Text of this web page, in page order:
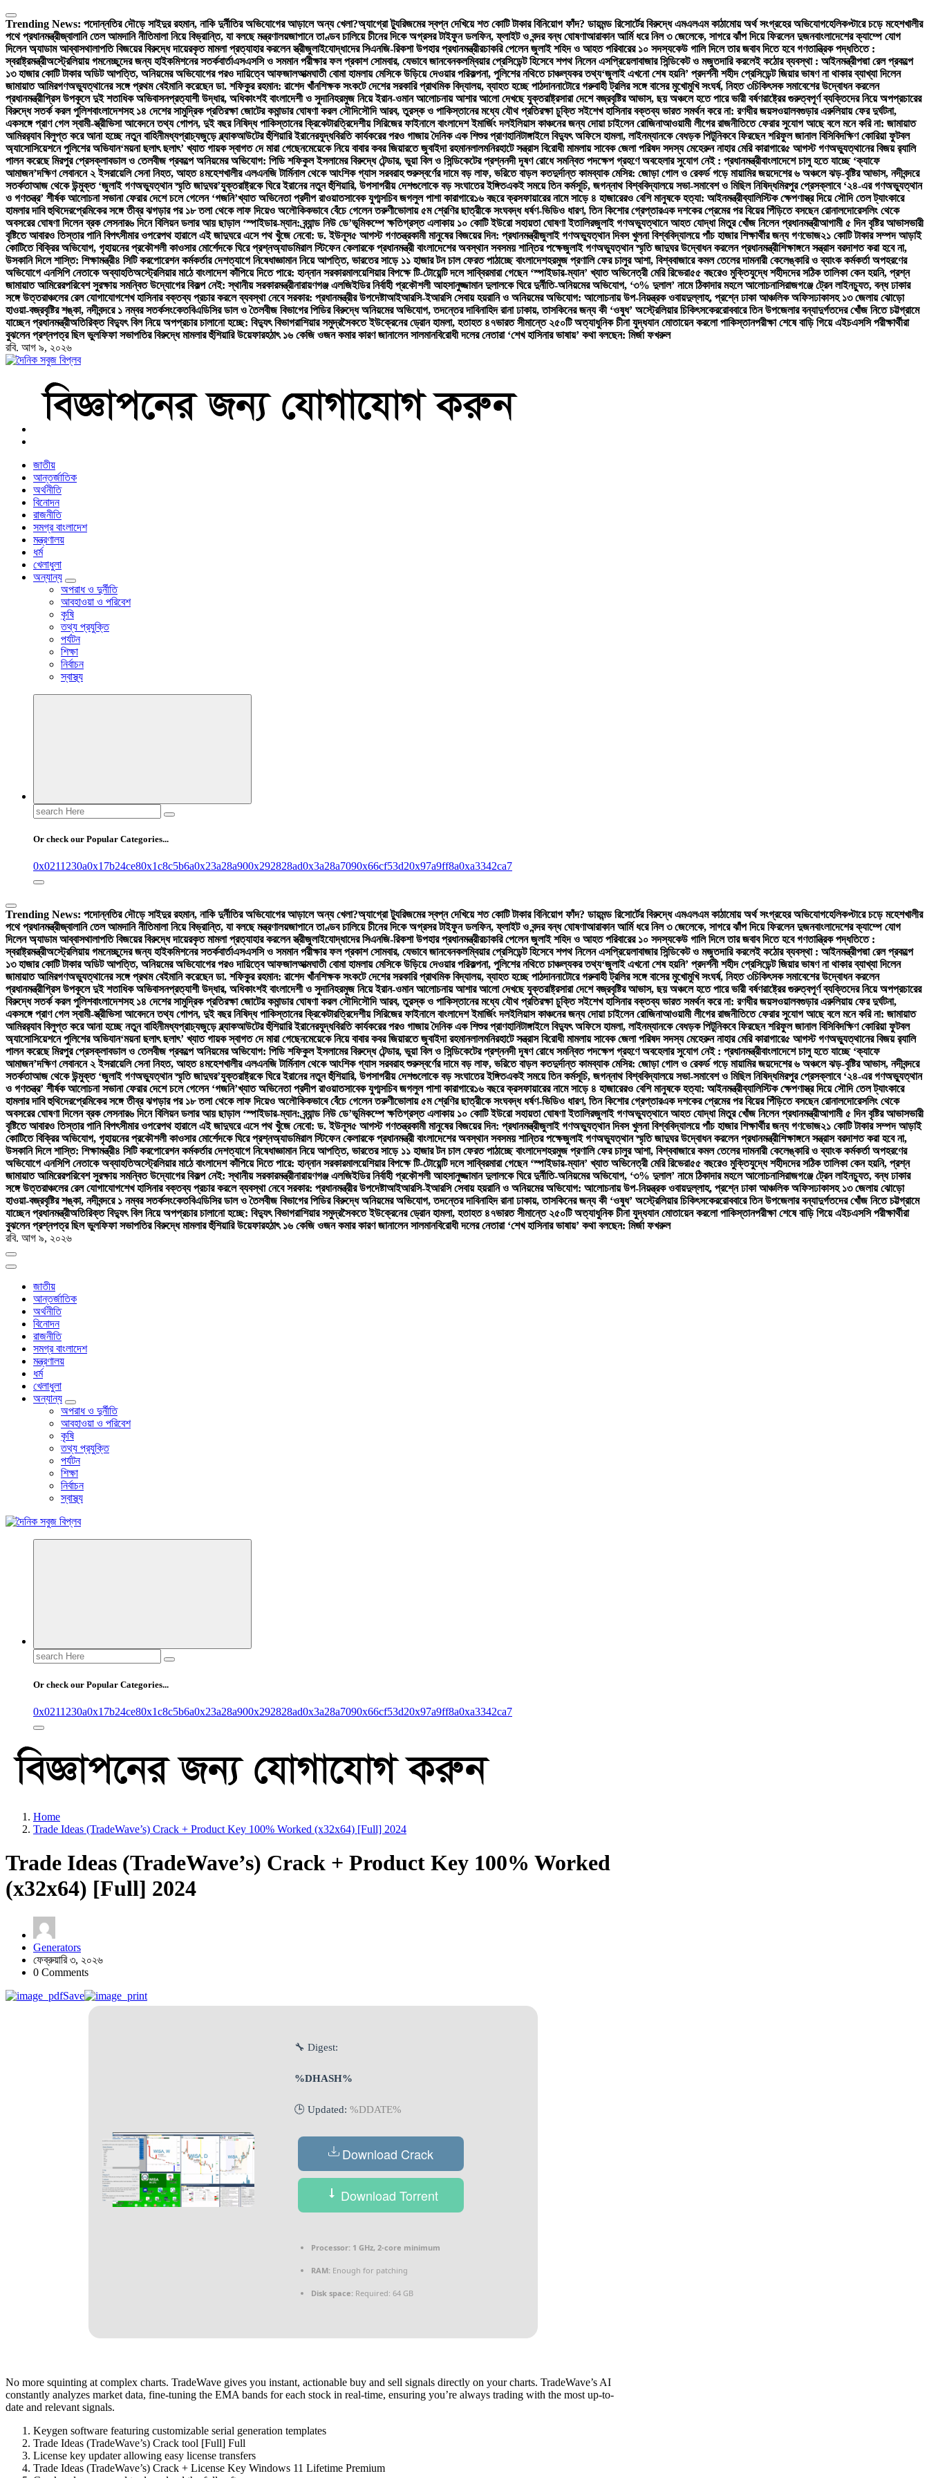
Skip
to
content
Trending News: পদোন্নতির দৌড়ে সাইদুর রহমান, নাকি দুর্নীতির অভিযোগের আড়ালে অন্য খেলা?অ্যাগ্রো ট্যুরিজমের স্বপ্ন দেখিয়ে শত কোটি টাকার বিনিয়োগ ফাঁদ? ডায়মন্ড রিসোর্টের বিরুদ্ধে এমএলএম কাঠামোয় অর্থ সংগ্রহের অভিযোগহেলিকপ্টারে চড়ে মহেশখালীর
পথে প্রধানমন্ত্রীজ্বালানি তেল আমদানি নীতিমালা নিয়ে বিভ্রান্তি, যা বলছে মন্ত্রণালয়জাপানে তাণ্ডব চালিয়ে চীনের দিকে অগ্রসর টাইফুন ডলফিন, ফ্লাইট ও বন্দর বন্ধ ঘোষণাআরাকান আর্মি ধরে নিল ৩ জেলেকে, সাগরে ঝাঁপ দিয়ে ফিরলেন দুজনবাংলাদেশের ক্যাম্পে যোগ
দিলেন অ্যাডাম আব্বাসথালাপতি বিজয়ের বিরুদ্ধে দায়েরকৃত মামলা প্রত্যাহার করলেন স্ত্রীজুলাইযোদ্ধাদের সিএনজি-রিকশা উপহার প্রধানমন্ত্রীরচাকরি পেলেন জুলাই শহিদ ও আহত পরিবারের ১০ সদস্যকেউ গালি দিলে তার জবাব দিতে হবে গণতান্ত্রিক পদ্ধতিতে :
স্বরাষ্ট্রমন্ত্রীঅস্ট্রেলিয়ায় গমনেচ্ছুদের জন্য হাইকমিশনের সতর্কবার্তাএসএসসি ও সমমান পরীক্ষার ফল প্রকাশ সোমবার, যেভাবে জানবেনকলম্বিয়ার প্রেসিডেন্ট হিসেবে শপথ নিলেন এসপ্রিয়েলাবাজার সিন্ডিকেট ও মজুতদারি করলেই কঠোর ব্যবস্থা : আইনমন্ত্রীপদ্মা রেল প্রকল্পে
১৩ হাজার কোটি টাকার অডিট আপত্তি, অনিয়মের অভিযোগের পরও দায়িত্বে আফজালআত্মঘাতী বোমা হামলায় মেসিকে উড়িয়ে দেওয়ার পরিকল্পনা, পুলিশের নথিতে চাঞ্চল্যকর তথ্য‘জুলাই এখনো শেষ হয়নি’ প্রদর্শনী শহীদ প্রেসিডেন্ট জিয়ার ভাষণ না থাকার ব্যাখ্যা দিলেন
জামায়াত আমিরগণঅভ্যুত্থানের সঙ্গে প্রথম বেইমানি করেছেন ডা. শফিকুর রহমান: রাশেদ খাঁনশিক্ষক সংকটে দেশের সরকারি প্রাথমিক বিদ্যালয়, ব্যাহত হচ্ছে পাঠদাননাটোরে গরুবাহী ট্রলির সঙ্গে বাসের মুখোমুখি সংঘর্ষ, নিহত ৩চিকিৎসক সমাবেশের উদ্বোধন করলেন
প্রধানমন্ত্রীগ্রিস উপকূলে দুই শতাধিক অভিবাসনপ্রত্যাশী উদ্ধার, অধিকাংশই বাংলাদেশী ও সুদানিহরমুজ নিয়ে ইরান-ওমান আলোচনায় আশার আলো দেখছে যুক্তরাষ্ট্রসারা দেশে বজ্রবৃষ্টির আভাস, ছয় অঞ্চলে হতে পারে ভারী বর্ষণরাষ্ট্রের গুরুত্বপূর্ণ ব্যক্তিদের নিয়ে অপপ্রচারের
বিরুদ্ধে সতর্ক করল পুলিশবাংলাদেশসহ ১৪ দেশের সামুদ্রিক প্রতিরক্ষা জোটের কমান্ডার ঘোষণা করল সৌদিসৌদি আরব, তুরস্ক ও পাকিস্তানের মধ্যে যৌথ প্রতিরক্ষা চুক্তি সইশেখ হাসিনার বক্তব্য ভারত সমর্থন করে না: রণধীর জয়সওয়ালবগুড়ার এরুলিয়ায় ফের দুর্ঘটনা,
একসঙ্গে প্রাণ গেল স্বামী-স্ত্রীভিসা আবেদনে তথ্য গোপন, দুই বছর নিষিদ্ধ পাকিস্তানের ক্রিকেটারত্রিদেশীয় সিরিজের ফাইনালে বাংলাদেশ ইমার্জিং দলইলিয়াস কাঞ্চনের জন্য দোয়া চাইলেন রোজিনাআওয়ামী লীগের রাজনীতিতে ফেরার সুযোগ আছে বলে মনে করি না: জামায়াত
আমিরর‍্যাব বিলুপ্ত করে আনা হচ্ছে নতুন বাহিনীমধ্যপ্রাচ্যজুড়ে ব্ল্যাকআউটের হুঁশিয়ারি ইরানেরযুদ্ধবিরতি কার্যকরের পরও গাজায় দৈনিক এক শিশুর প্রাণহানিটাঙ্গাইলে বিদ্যুৎ অফিসে হামলা, লাইনম্যানকে বেধড়ক পিটুনিকবে ফিরছেন শরিফুল জানাল বিসিবিদক্ষিণ কোরিয়া ফুটবল
অ্যাসোসিয়েশনে পুলিশের অভিযান‘ময়না ছলাৎ ছলাৎ’ খ্যাত গায়ক স্বাগত দে মারা গেছেনমেয়েকে নিয়ে বাবার কবর জিয়ারতে জুবাইদা রহমানলালমনিরহাটে সন্ত্রাস বিরোধী মামলায় সাবেক জেলা পরিষদ সদস্য মেহেরুন নাহার মেরি কারাগারে৫ আগস্ট গণঅভ্যুত্থানের বিজয় র‍্যালি
পালন করেছে মিরপুর প্রেসক্লাবডাল ও তেলবীজ প্রকল্পে অনিয়মের অভিযোগ: পিডি শফিকুল ইসলামের বিরুদ্ধে টেন্ডার, ভুয়া বিল ও সিন্ডিকেটের প্রশ্ননদী দূষণ রোধে সমন্বিত পদক্ষেপ গ্রহণে অবহেলার সুযোগ নেই : প্রধানমন্ত্রীবাংলাদেশে চালু হতে যাচ্ছে ‘ক্যাফে
আমাজন’দক্ষিণ লেবাননে ২ ইসরায়েলি সেনা নিহত, আহত ৪মহেশখালীর এলএনজি টার্মিনাল থেকে আংশিক গ্যাস সরবরাহ শুরুস্বর্ণের দামে বড় লাফ, ভরিতে বাড়ল কতদুর্দান্ত কামব্যাক মেসির: জোড়া গোল ও রেকর্ড গড়ে মায়ামির জয়দেশের ৬ অঞ্চলে ঝড়-বৃষ্টির আভাস, নদীবন্দরে
সতর্কতাআজ থেকে উন্মুক্ত ‘জুলাই গণঅভ্যুত্থান স্মৃতি জাদুঘর’যুক্তরাষ্ট্রকে ঘিরে ইরানের নতুন হুঁশিয়ারি, উপসাগরীয় দেশগুলোকে বড় সংঘাতের ইঙ্গিতএকই সময়ে তিন কর্মসূচি, জগন্নাথ বিশ্ববিদ্যালয়ে সভা-সমাবেশ ও মিছিল নিষিদ্ধমিরপুর প্রেসক্লাবে ‘২৪-এর গণঅভ্যুত্থান
ও গণতন্ত্র’ শীর্ষক আলোচনা সভানা ফেরার দেশে চলে গেলেন ‘গজনি’খ্যাত অভিনেতা প্রদীপ রাওয়াতসাবেক যুগ্মসচিব জগলুল পাশা কারাগারে১৬ বছরে ক্রসফায়ারের নামে সাড়ে ৪ হাজারেরও বেশি মানুষকে হত্যা: আইনমন্ত্রীব্যালিস্টিক ক্ষেপণাস্ত্র দিয়ে সৌদি তেল ট্যাংকারে
হামলার দাবি হুথিদেরপ্রেমিকের সঙ্গে তীব্র ঝগড়ার পর ১৮ তলা থেকে লাফ দিয়েও অলৌকিকভাবে বেঁচে গেলেন তরুণীভোলায় ৫ম শ্রেণির ছাত্রীকে সংঘবদ্ধ ধর্ষণ-ভিডিও ধারণ, তিন কিশোর গ্রেপ্তারএক দশকের প্রেমের পর বিয়ের পিঁড়িতে বসছেন রোনালদোরেসলিং থেকে
অবসরের ঘোষণা দিলেন ব্রক লেসনার৬ দিনে বিলিয়ন ডলার আয় ছাড়াল ‘স্পাইডার-ম্যান: ব্র্যান্ড নিউ ডে’ভূমিকম্পে ক্ষতিগ্রস্ত এলাকায় ১০ কোটি ইউরো সহায়তা ঘোষণা ইতালিরজুলাই গণঅভ্যুত্থানে আহত যোদ্ধা মিতুর খোঁজ নিলেন প্রধানমন্ত্রীআগামী ৫ দিন বৃষ্টির আভাসভারী
বৃষ্টিতে আবারও তিস্তার পানি বিপৎসীমার ওপরেপথ হারালে এই জাদুঘরে এসে পথ খুঁজে নেবো: ড. ইউনূস৫ আগস্ট গণতন্ত্রকামী মানুষের বিজয়ের দিন: প্রধানমন্ত্রীজুলাই গণঅভ্যুত্থান দিবস খুলনা বিশ্ববিদ্যালয়ে পাঁচ হাজার শিক্ষার্থীর জন্য গণভোজ২১ কোটি টাকার সম্পদ আড়াই
কোটিতে বিক্রির অভিযোগ, গৃহায়নের প্রকৌশলী কাওসার মোর্শেদকে ঘিরে প্রশ্নঅ্যাডমিরাল স্টিফেন কেলারকে প্রধানমন্ত্রী বাংলাদেশের অবস্থান সবসময় শান্তির পক্ষেজুলাই গণঅভ্যুত্থান স্মৃতি জাদুঘর উদ্বোধন করলেন প্রধানমন্ত্রীশিক্ষাঙ্গনে সন্ত্রাস বরদাশত করা হবে না,
উসকানি দিলে শাস্তি: শিক্ষামন্ত্রী৪ সিটি করপোরেশন কর্মকর্তার দেশত্যাগে নিষেধাজ্ঞামান নিয়ে আপত্তি, ভারতের সাড়ে ১১ হাজার টন চাল ফেরত পাঠাচ্ছে বাংলাদেশহরমুজ প্রণালি ফের চালুর আশা, বিশ্ববাজারে কমল তেলের দামনারী কেলেঙ্কারি ও ব্যাংক কর্মকর্তা অপহরণের
অভিযোগে এনসিপি নেতাকে অব্যাহতিঅস্ট্রেলিয়ার মাঠে বাংলাদেশ কাঁপিয়ে দিতে পারে: হান্নান সরকারমালয়েশিয়ার বিপক্ষে টি-টোয়েন্টি দলে সাব্বিরমারা গেছেন ‘স্পাইডার-ম্যান’ খ্যাত অভিনেত্রী মেরি রিভেরা৫৫ বছরেও মুক্তিযুদ্ধে শহীদদের সঠিক তালিকা কেন হয়নি, প্রশ্ন
জামায়াত আমিরেরপরিবেশ সুরক্ষায় সমন্বিত উদ্যোগের বিকল্প নেই: স্থানীয় সরকারমন্ত্রীনারায়ণগঞ্জ এলজিইডির নির্বাহী প্রকৌশলী আহসানুজ্জামান দুলালকে ঘিরে দুর্নীতি-অনিয়মের অভিযোগ, ‘৩% দুলাল’ নামে ঠিকাদার মহলে আলোচনাসিরাজগঞ্জে ট্রেন লাইনচ্যুত, বন্ধ ঢাকার
সঙ্গে উত্তরাঞ্চলের রেল যোগাযোগশেখ হাসিনার বক্তব্য প্রচার করলে ব্যবস্থা নেবে সরকার: প্রধানমন্ত্রীর উপদেষ্টাআইআরসি-ইআরসি সেবায় হয়রানি ও অনিয়মের অভিযোগ: আলোচনায় উপ-নিয়ন্ত্রক ওবায়দুল্লাহ, প্রশ্নে ঢাকা আঞ্চলিক অফিসঢাকাসহ ১৩ জেলায় ঝোড়ো
হাওয়া-বজ্রবৃষ্টির শঙ্কা, নদীবন্দরে ১ নম্বর সতর্কসংকেতবিএডিসির ডাল ও তৈলবীজ বিভাগের পিডির বিরুদ্ধে অনিয়মের অভিযোগ, তদন্তের দাবিনাহিদ রানা ঢাকায়, তাসকিনের জন্য কী ‘ওষুধ’ অস্ট্রেলিয়ার চিকিৎসকেররোববারে তিন উপজেলার বন্যাদুর্গতদের খোঁজ নিতে চট্টগ্রামে
যাচ্ছেন প্রধানমন্ত্রীঅতিরিক্ত বিদ্যুৎ বিল নিয়ে অপপ্রচার চালানো হচ্ছে: বিদ্যুৎ বিভাগরাশিয়ার সমুদ্রসৈকতে ইউক্রেনের ড্রোন হামলা, হতাহত ৪৭ভারত সীমান্তে ২৫০টি অত্যাধুনিক চীনা যুদ্ধযান মোতায়েন করলো পাকিস্তানপরীক্ষা শেষে বাড়ি গিয়ে এইচএসসি পরীক্ষার্থীরা
বুঝলেন প্রশ্নপত্র ছিল ভুলফিফা সভাপতির বিরুদ্ধে মামলার হুঁশিয়ারি উয়েফারহঠাৎ ১৬ কেজি ওজন কমার কারণ জানালেন সালমানবিরোধী দলের নেতারা ‘শেখ হাসিনার ভাষায়’ কথা বলছেন: মির্জা ফখরুল
রবি. আগ ৯, ২০২৬
বাংলা নিউজ পেপার
জাতীয়
আন্তর্জাতিক
অর্থনীতি
বিনোদন
রাজনীতি
সমগ্র বাংলাদেশ
মন্ত্রণালয়
ধর্ম
খেলাধুলা
অন্যান্য
অপরাধ ও দুর্নীতি
আবহাওয়া ও পরিবেশ
কৃষি
তথ্য প্রযুক্তি
পর্যটন
শিক্ষা
নির্বাচন
স্বাস্থ্য
Search
for:
Or check our Popular Categories...
0x0211230a0x17b24ce80x1c8c5b6a0x23a28a900x292828ad0x3a28a7090x66cf53d20x97a9ff8a0xa3342ca7
Trending News: পদোন্নতির দৌড়ে সাইদুর রহমান, নাকি দুর্নীতির অভিযোগের আড়ালে অন্য খেলা?অ্যাগ্রো ট্যুরিজমের স্বপ্ন দেখিয়ে শত কোটি টাকার বিনিয়োগ ফাঁদ? ডায়মন্ড রিসোর্টের বিরুদ্ধে এমএলএম কাঠামোয় অর্থ সংগ্রহের অভিযোগহেলিকপ্টারে চড়ে মহেশখালীর
পথে প্রধানমন্ত্রীজ্বালানি তেল আমদানি নীতিমালা নিয়ে বিভ্রান্তি, যা বলছে মন্ত্রণালয়জাপানে তাণ্ডব চালিয়ে চীনের দিকে অগ্রসর টাইফুন ডলফিন, ফ্লাইট ও বন্দর বন্ধ ঘোষণাআরাকান আর্মি ধরে নিল ৩ জেলেকে, সাগরে ঝাঁপ দিয়ে ফিরলেন দুজনবাংলাদেশের ক্যাম্পে যোগ
দিলেন অ্যাডাম আব্বাসথালাপতি বিজয়ের বিরুদ্ধে দায়েরকৃত মামলা প্রত্যাহার করলেন স্ত্রীজুলাইযোদ্ধাদের সিএনজি-রিকশা উপহার প্রধানমন্ত্রীরচাকরি পেলেন জুলাই শহিদ ও আহত পরিবারের ১০ সদস্যকেউ গালি দিলে তার জবাব দিতে হবে গণতান্ত্রিক পদ্ধতিতে :
স্বরাষ্ট্রমন্ত্রীঅস্ট্রেলিয়ায় গমনেচ্ছুদের জন্য হাইকমিশনের সতর্কবার্তাএসএসসি ও সমমান পরীক্ষার ফল প্রকাশ সোমবার, যেভাবে জানবেনকলম্বিয়ার প্রেসিডেন্ট হিসেবে শপথ নিলেন এসপ্রিয়েলাবাজার সিন্ডিকেট ও মজুতদারি করলেই কঠোর ব্যবস্থা : আইনমন্ত্রীপদ্মা রেল প্রকল্পে
১৩ হাজার কোটি টাকার অডিট আপত্তি, অনিয়মের অভিযোগের পরও দায়িত্বে আফজালআত্মঘাতী বোমা হামলায় মেসিকে উড়িয়ে দেওয়ার পরিকল্পনা, পুলিশের নথিতে চাঞ্চল্যকর তথ্য‘জুলাই এখনো শেষ হয়নি’ প্রদর্শনী শহীদ প্রেসিডেন্ট জিয়ার ভাষণ না থাকার ব্যাখ্যা দিলেন
জামায়াত আমিরগণঅভ্যুত্থানের সঙ্গে প্রথম বেইমানি করেছেন ডা. শফিকুর রহমান: রাশেদ খাঁনশিক্ষক সংকটে দেশের সরকারি প্রাথমিক বিদ্যালয়, ব্যাহত হচ্ছে পাঠদাননাটোরে গরুবাহী ট্রলির সঙ্গে বাসের মুখোমুখি সংঘর্ষ, নিহত ৩চিকিৎসক সমাবেশের উদ্বোধন করলেন
প্রধানমন্ত্রীগ্রিস উপকূলে দুই শতাধিক অভিবাসনপ্রত্যাশী উদ্ধার, অধিকাংশই বাংলাদেশী ও সুদানিহরমুজ নিয়ে ইরান-ওমান আলোচনায় আশার আলো দেখছে যুক্তরাষ্ট্রসারা দেশে বজ্রবৃষ্টির আভাস, ছয় অঞ্চলে হতে পারে ভারী বর্ষণরাষ্ট্রের গুরুত্বপূর্ণ ব্যক্তিদের নিয়ে অপপ্রচারের
বিরুদ্ধে সতর্ক করল পুলিশবাংলাদেশসহ ১৪ দেশের সামুদ্রিক প্রতিরক্ষা জোটের কমান্ডার ঘোষণা করল সৌদিসৌদি আরব, তুরস্ক ও পাকিস্তানের মধ্যে যৌথ প্রতিরক্ষা চুক্তি সইশেখ হাসিনার বক্তব্য ভারত সমর্থন করে না: রণধীর জয়সওয়ালবগুড়ার এরুলিয়ায় ফের দুর্ঘটনা,
একসঙ্গে প্রাণ গেল স্বামী-স্ত্রীভিসা আবেদনে তথ্য গোপন, দুই বছর নিষিদ্ধ পাকিস্তানের ক্রিকেটারত্রিদেশীয় সিরিজের ফাইনালে বাংলাদেশ ইমার্জিং দলইলিয়াস কাঞ্চনের জন্য দোয়া চাইলেন রোজিনাআওয়ামী লীগের রাজনীতিতে ফেরার সুযোগ আছে বলে মনে করি না: জামায়াত
আমিরর‍্যাব বিলুপ্ত করে আনা হচ্ছে নতুন বাহিনীমধ্যপ্রাচ্যজুড়ে ব্ল্যাকআউটের হুঁশিয়ারি ইরানেরযুদ্ধবিরতি কার্যকরের পরও গাজায় দৈনিক এক শিশুর প্রাণহানিটাঙ্গাইলে বিদ্যুৎ অফিসে হামলা, লাইনম্যানকে বেধড়ক পিটুনিকবে ফিরছেন শরিফুল জানাল বিসিবিদক্ষিণ কোরিয়া ফুটবল
অ্যাসোসিয়েশনে পুলিশের অভিযান‘ময়না ছলাৎ ছলাৎ’ খ্যাত গায়ক স্বাগত দে মারা গেছেনমেয়েকে নিয়ে বাবার কবর জিয়ারতে জুবাইদা রহমানলালমনিরহাটে সন্ত্রাস বিরোধী মামলায় সাবেক জেলা পরিষদ সদস্য মেহেরুন নাহার মেরি কারাগারে৫ আগস্ট গণঅভ্যুত্থানের বিজয় র‍্যালি
পালন করেছে মিরপুর প্রেসক্লাবডাল ও তেলবীজ প্রকল্পে অনিয়মের অভিযোগ: পিডি শফিকুল ইসলামের বিরুদ্ধে টেন্ডার, ভুয়া বিল ও সিন্ডিকেটের প্রশ্ননদী দূষণ রোধে সমন্বিত পদক্ষেপ গ্রহণে অবহেলার সুযোগ নেই : প্রধানমন্ত্রীবাংলাদেশে চালু হতে যাচ্ছে ‘ক্যাফে
আমাজন’দক্ষিণ লেবাননে ২ ইসরায়েলি সেনা নিহত, আহত ৪মহেশখালীর এলএনজি টার্মিনাল থেকে আংশিক গ্যাস সরবরাহ শুরুস্বর্ণের দামে বড় লাফ, ভরিতে বাড়ল কতদুর্দান্ত কামব্যাক মেসির: জোড়া গোল ও রেকর্ড গড়ে মায়ামির জয়দেশের ৬ অঞ্চলে ঝড়-বৃষ্টির আভাস, নদীবন্দরে
সতর্কতাআজ থেকে উন্মুক্ত ‘জুলাই গণঅভ্যুত্থান স্মৃতি জাদুঘর’যুক্তরাষ্ট্রকে ঘিরে ইরানের নতুন হুঁশিয়ারি, উপসাগরীয় দেশগুলোকে বড় সংঘাতের ইঙ্গিতএকই সময়ে তিন কর্মসূচি, জগন্নাথ বিশ্ববিদ্যালয়ে সভা-সমাবেশ ও মিছিল নিষিদ্ধমিরপুর প্রেসক্লাবে ‘২৪-এর গণঅভ্যুত্থান
ও গণতন্ত্র’ শীর্ষক আলোচনা সভানা ফেরার দেশে চলে গেলেন ‘গজনি’খ্যাত অভিনেতা প্রদীপ রাওয়াতসাবেক যুগ্মসচিব জগলুল পাশা কারাগারে১৬ বছরে ক্রসফায়ারের নামে সাড়ে ৪ হাজারেরও বেশি মানুষকে হত্যা: আইনমন্ত্রীব্যালিস্টিক ক্ষেপণাস্ত্র দিয়ে সৌদি তেল ট্যাংকারে
হামলার দাবি হুথিদেরপ্রেমিকের সঙ্গে তীব্র ঝগড়ার পর ১৮ তলা থেকে লাফ দিয়েও অলৌকিকভাবে বেঁচে গেলেন তরুণীভোলায় ৫ম শ্রেণির ছাত্রীকে সংঘবদ্ধ ধর্ষণ-ভিডিও ধারণ, তিন কিশোর গ্রেপ্তারএক দশকের প্রেমের পর বিয়ের পিঁড়িতে বসছেন রোনালদোরেসলিং থেকে
অবসরের ঘোষণা দিলেন ব্রক লেসনার৬ দিনে বিলিয়ন ডলার আয় ছাড়াল ‘স্পাইডার-ম্যান: ব্র্যান্ড নিউ ডে’ভূমিকম্পে ক্ষতিগ্রস্ত এলাকায় ১০ কোটি ইউরো সহায়তা ঘোষণা ইতালিরজুলাই গণঅভ্যুত্থানে আহত যোদ্ধা মিতুর খোঁজ নিলেন প্রধানমন্ত্রীআগামী ৫ দিন বৃষ্টির আভাসভারী
বৃষ্টিতে আবারও তিস্তার পানি বিপৎসীমার ওপরেপথ হারালে এই জাদুঘরে এসে পথ খুঁজে নেবো: ড. ইউনূস৫ আগস্ট গণতন্ত্রকামী মানুষের বিজয়ের দিন: প্রধানমন্ত্রীজুলাই গণঅভ্যুত্থান দিবস খুলনা বিশ্ববিদ্যালয়ে পাঁচ হাজার শিক্ষার্থীর জন্য গণভোজ২১ কোটি টাকার সম্পদ আড়াই
কোটিতে বিক্রির অভিযোগ, গৃহায়নের প্রকৌশলী কাওসার মোর্শেদকে ঘিরে প্রশ্নঅ্যাডমিরাল স্টিফেন কেলারকে প্রধানমন্ত্রী বাংলাদেশের অবস্থান সবসময় শান্তির পক্ষেজুলাই গণঅভ্যুত্থান স্মৃতি জাদুঘর উদ্বোধন করলেন প্রধানমন্ত্রীশিক্ষাঙ্গনে সন্ত্রাস বরদাশত করা হবে না,
উসকানি দিলে শাস্তি: শিক্ষামন্ত্রী৪ সিটি করপোরেশন কর্মকর্তার দেশত্যাগে নিষেধাজ্ঞামান নিয়ে আপত্তি, ভারতের সাড়ে ১১ হাজার টন চাল ফেরত পাঠাচ্ছে বাংলাদেশহরমুজ প্রণালি ফের চালুর আশা, বিশ্ববাজারে কমল তেলের দামনারী কেলেঙ্কারি ও ব্যাংক কর্মকর্তা অপহরণের
অভিযোগে এনসিপি নেতাকে অব্যাহতিঅস্ট্রেলিয়ার মাঠে বাংলাদেশ কাঁপিয়ে দিতে পারে: হান্নান সরকারমালয়েশিয়ার বিপক্ষে টি-টোয়েন্টি দলে সাব্বিরমারা গেছেন ‘স্পাইডার-ম্যান’ খ্যাত অভিনেত্রী মেরি রিভেরা৫৫ বছরেও মুক্তিযুদ্ধে শহীদদের সঠিক তালিকা কেন হয়নি, প্রশ্ন
জামায়াত আমিরেরপরিবেশ সুরক্ষায় সমন্বিত উদ্যোগের বিকল্প নেই: স্থানীয় সরকারমন্ত্রীনারায়ণগঞ্জ এলজিইডির নির্বাহী প্রকৌশলী আহসানুজ্জামান দুলালকে ঘিরে দুর্নীতি-অনিয়মের অভিযোগ, ‘৩% দুলাল’ নামে ঠিকাদার মহলে আলোচনাসিরাজগঞ্জে ট্রেন লাইনচ্যুত, বন্ধ ঢাকার
সঙ্গে উত্তরাঞ্চলের রেল যোগাযোগশেখ হাসিনার বক্তব্য প্রচার করলে ব্যবস্থা নেবে সরকার: প্রধানমন্ত্রীর উপদেষ্টাআইআরসি-ইআরসি সেবায় হয়রানি ও অনিয়মের অভিযোগ: আলোচনায় উপ-নিয়ন্ত্রক ওবায়দুল্লাহ, প্রশ্নে ঢাকা আঞ্চলিক অফিসঢাকাসহ ১৩ জেলায় ঝোড়ো
হাওয়া-বজ্রবৃষ্টির শঙ্কা, নদীবন্দরে ১ নম্বর সতর্কসংকেতবিএডিসির ডাল ও তৈলবীজ বিভাগের পিডির বিরুদ্ধে অনিয়মের অভিযোগ, তদন্তের দাবিনাহিদ রানা ঢাকায়, তাসকিনের জন্য কী ‘ওষুধ’ অস্ট্রেলিয়ার চিকিৎসকেররোববারে তিন উপজেলার বন্যাদুর্গতদের খোঁজ নিতে চট্টগ্রামে
যাচ্ছেন প্রধানমন্ত্রীঅতিরিক্ত বিদ্যুৎ বিল নিয়ে অপপ্রচার চালানো হচ্ছে: বিদ্যুৎ বিভাগরাশিয়ার সমুদ্রসৈকতে ইউক্রেনের ড্রোন হামলা, হতাহত ৪৭ভারত সীমান্তে ২৫০টি অত্যাধুনিক চীনা যুদ্ধযান মোতায়েন করলো পাকিস্তানপরীক্ষা শেষে বাড়ি গিয়ে এইচএসসি পরীক্ষার্থীরা
বুঝলেন প্রশ্নপত্র ছিল ভুলফিফা সভাপতির বিরুদ্ধে মামলার হুঁশিয়ারি উয়েফারহঠাৎ ১৬ কেজি ওজন কমার কারণ জানালেন সালমানবিরোধী দলের নেতারা ‘শেখ হাসিনার ভাষায়’ কথা বলছেন: মির্জা ফখরুল
রবি. আগ ৯, ২০২৬
জাতীয়
আন্তর্জাতিক
অর্থনীতি
বিনোদন
রাজনীতি
সমগ্র বাংলাদেশ
মন্ত্রণালয়
ধর্ম
খেলাধুলা
অন্যান্য
অপরাধ ও দুর্নীতি
আবহাওয়া ও পরিবেশ
কৃষি
তথ্য প্রযুক্তি
পর্যটন
শিক্ষা
নির্বাচন
স্বাস্থ্য
বাংলা নিউজ পেপার
Search
for:
Or check our Popular Categories...
0x0211230a0x17b24ce80x1c8c5b6a0x23a28a900x292828ad0x3a28a7090x66cf53d20x97a9ff8a0xa3342ca7
Home
Trade Ideas (TradeWave’s) Crack + Product Key 100% Worked (x32x64) [Full] 2024
Trade Ideas (TradeWave’s) Crack + Product Key 100% Worked
(x32x64) [Full] 2024
Generators
ফেব্রুয়ারি ৩, ২০২৬
0 Comments
Save
🔧 Digest:
%DHASH%
🕒 Updated: %DDATE%
Download Crack
Download Torrent
Processor:1 GHz, 2-core minimum
RAM:Enough for patching
Disk space:Required: 64 GB
No more squinting at complex charts. TradeWave gives you instant, actionable buy and sell signals directly on your charts. TradeWave’s AI
constantly analyzes market data, fine-tuning the EMA bands for each stock in real-time, ensuring you’re always trading with the most up-to-
date and relevant signals.
Keygen software featuring customizable serial generation templates
Trade Ideas (TradeWave’s) Crack tool [Full] Full
License key updater allowing easy license transfers
Trade Ideas (TradeWave’s) Crack + License Key Windows 11 Lifetime Premium